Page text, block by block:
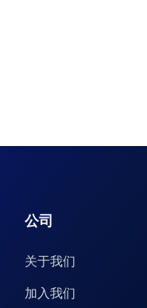
公司
关于我们
加入我们